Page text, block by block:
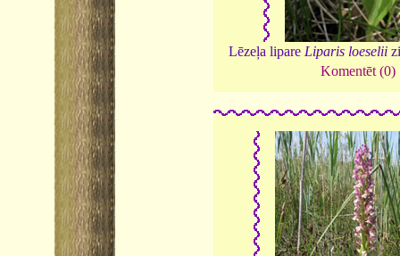
Lēzeļa lipare Liparis loeselii
Komentēt (0)